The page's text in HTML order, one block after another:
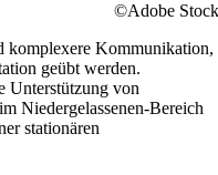
©Adobe Stock
komplexere Kommunikation,
geübt werden.
Unterstützung von
Niedergelassenen-Bereich
stationären